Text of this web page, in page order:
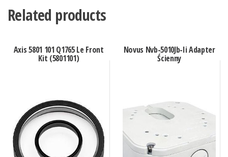
Related products
Axis 5801 101 Q1765 Le Front
Kit (5801101)
Novus Nvb-5010Jb-Ii Adapter
Ścienny